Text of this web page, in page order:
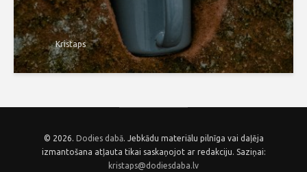
Kristaps
© 2026. Dodies dabā. Jebkādu materiālu pilnīga vai daļēja
izmantošana atļauta tikai saskaņojot ar redakciju. Saziņai:
kristaps@dodiesdaba.lv